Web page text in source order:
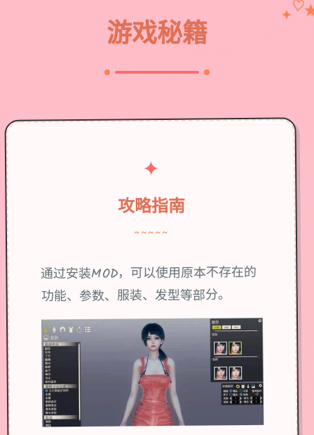
游戏秘籍
✦♡
✦
攻略指南
~~~~~
通过安装MOD，可以使用原本不存在的
功能、参数、服装、发型等部分。